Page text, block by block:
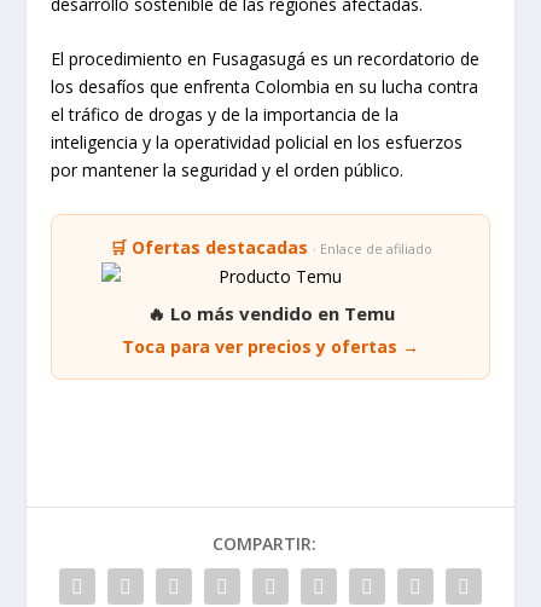
El procedimiento en Fusagasugá es un recordatorio de
los desafíos que enfrenta Colombia en su lucha contra
el tráfico de drogas y de la importancia de la
inteligencia y la operatividad policial en los esfuerzos
por mantener la seguridad y el orden público.
🛒 Ofertas destacadas · Enlace de afiliado
🔥 Lo más vendido en Temu
Toca para ver precios y ofertas →
COMPARTIR: